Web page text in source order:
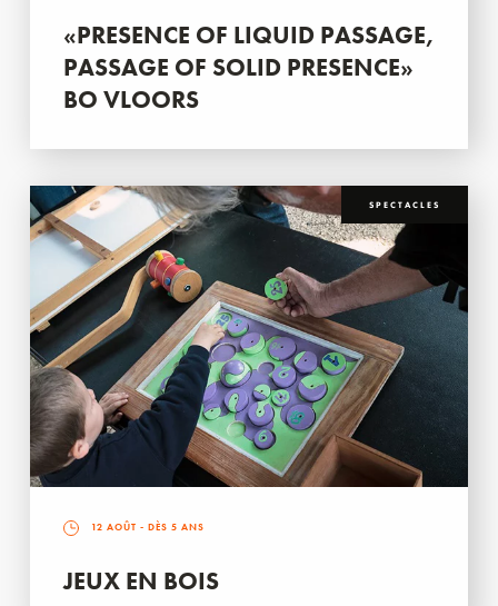
«PRESENCE OF LIQUID PASSAGE,
PASSAGE OF SOLID PRESENCE»
BO VLOORS
SPECTACLES
12 AOÛT - DÈS 5 ANS
JEUX EN BOIS